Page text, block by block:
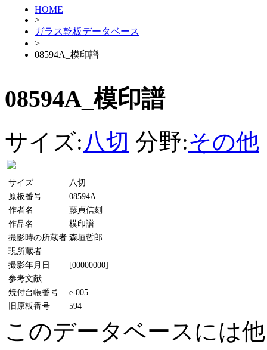
HOME
>
ガラス乾板データベース
>
08594A_模印譜
08594A_模印譜
サイズ:八切 分野:その他
サイズ
八切
原板番号
08594A
作者名
藤貞信刻
作品名
模印譜
撮影時の所蔵者 森垣哲郎
現所蔵者
撮影年月日
[00000000]
参考文献
焼付台帳番号
e-005
旧原板番号
594
このデータベースには